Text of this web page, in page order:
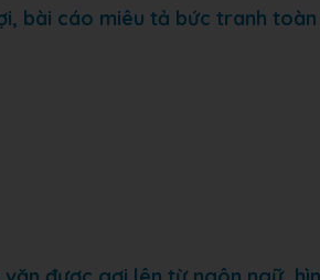
bài cáo miêu tả bức tranh